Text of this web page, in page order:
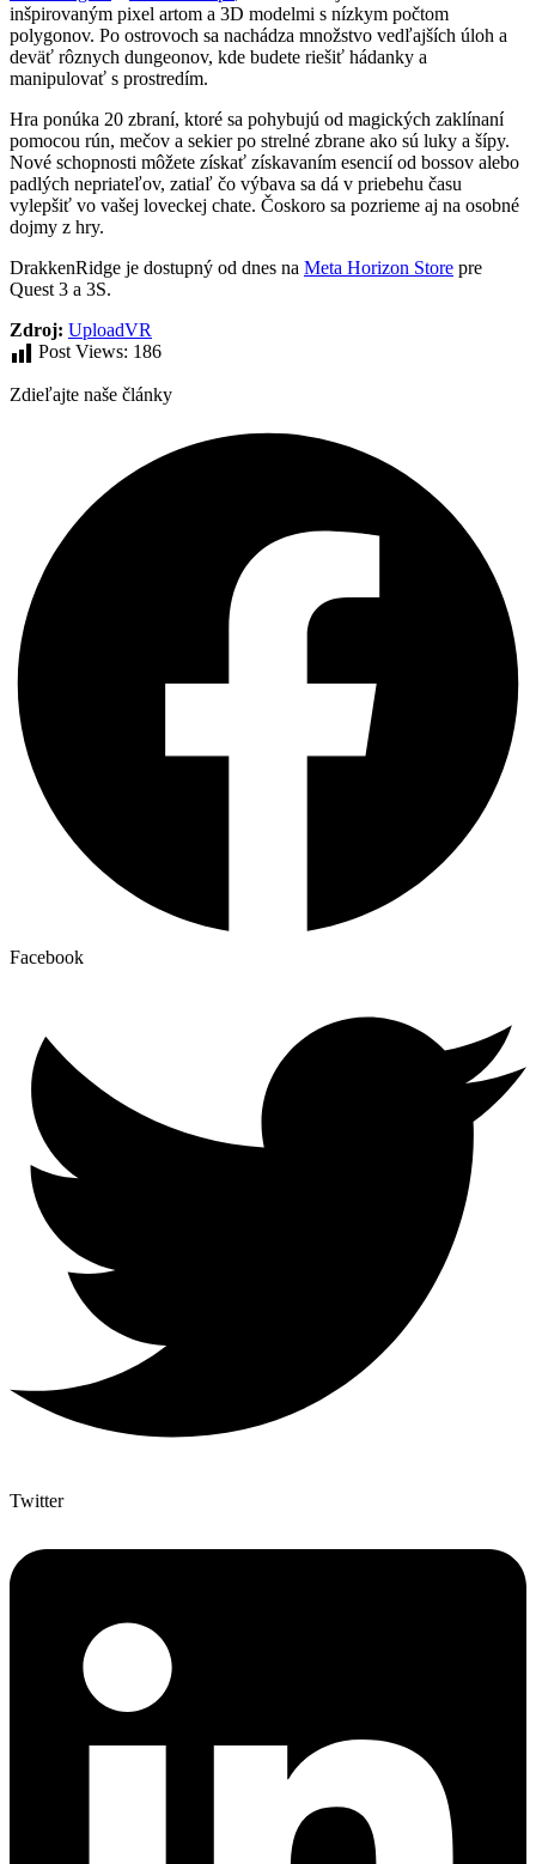
inšpirovaným pixel artom a 3D modelmi s nízkym počtom
polygonov. Po ostrovoch sa nachádza množstvo vedľajších úloh a
deväť rôznych dungeonov, kde budete riešiť hádanky a
manipulovať s prostredím.
Hra ponúka 20 zbraní, ktoré sa pohybujú od magických zaklínaní
pomocou rún, mečov a sekier po strelné zbrane ako sú luky a šípy.
Nové schopnosti môžete získať získavaním esencií od bossov alebo
padlých nepriateľov, zatiaľ čo výbava sa dá v priebehu času
vylepšiť vo vašej loveckej chate. Čoskoro sa pozrieme aj na osobné
dojmy z hry.
DrakkenRidge je dostupný od dnes na Meta Horizon Store pre
Quest 3 a 3S.
Zdroj: UploadVR
Post Views: 186
Zdieľajte naše články
Facebook
Twitter